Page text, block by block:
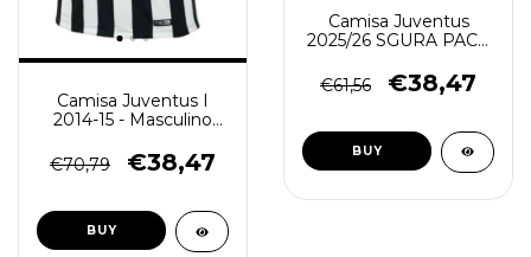
Camisa Juventus I
2014-15 - Masculino
Preta
€70,79 €38,47
BUY
Camisa Juventus
2025/26 SGURA PACK
Masculina - Preta
Branca
€61,56 €38,47
BUY